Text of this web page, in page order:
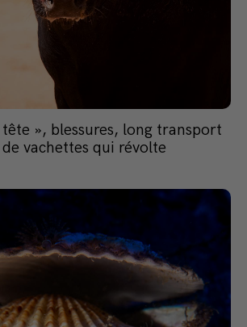
tête », blessures, long transport
vachettes qui révolte